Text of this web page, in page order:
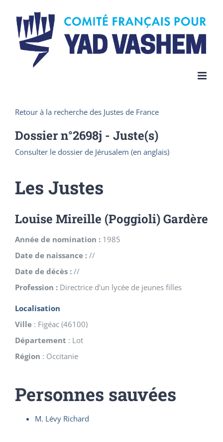
content
Retour à la recherche des Justes de France
Dossier n°2698j - Juste(s)
Consulter le dossier de Jérusalem (en anglais)
Les Justes
Louise Mireille (Poggioli) Gardère
Année de nomination : 1985
Date de naissance : //
Date de décès : //
Profession : Directrice d’un lycée de jeunes filles
Localisation
Ville : Figéac (46100)
Département : Lot
Région : Occitanie
Personnes sauvées
M. Lévy Richard